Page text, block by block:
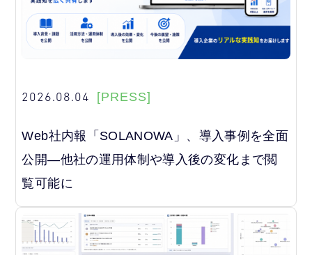
2026.08.04 [PRESS]
Web社内報「SOLANOWA」、導入事例を全面
公開―他社の運用体制や導入後の変化まで閲
覧可能に